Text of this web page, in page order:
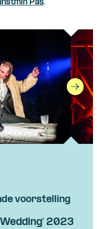
Pas.
voorstelling
2023